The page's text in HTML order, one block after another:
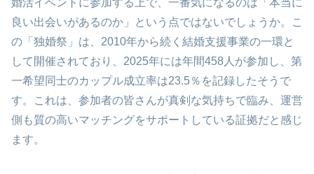
婚活イベントに参加する上で、一番気になるのは「本当に
良い出会いがあるのか」という点ではないでしょうか。こ
の「独婚祭」は、2010年から続く結婚支援事業の一環と
して開催されており、2025年には年間458人が参加し、第
一希望同士のカップル成立率は23.5％を記録したそうで
す。これは、参加者の皆さんが真剣な気持ちで臨み、運営
側も質の高いマッチングをサポートしている証拠だと感じ
ます。